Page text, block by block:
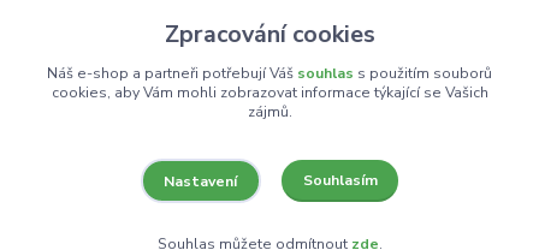
Zákaznická podpora
+420 603 100 966
(Po-Pá, 8-16 hod.)
Zpracování cookies
Náš e-shop a partneři potřebují Váš souhlas s použitím souborů
cookies, aby Vám mohli zobrazovat informace týkající se Vašich
zájmů.
Nastavení Souhlasím
Souhlas můžete odmítnout zde.